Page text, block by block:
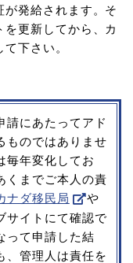
が発給されます。そ
更新してから、カ
下さい。
請にあたってアド
ものではありませ
毎年変化してお
くまでご本人の責
ナダ移民局
や
サイトにて確認で
って申請した結
、管理人は責任を